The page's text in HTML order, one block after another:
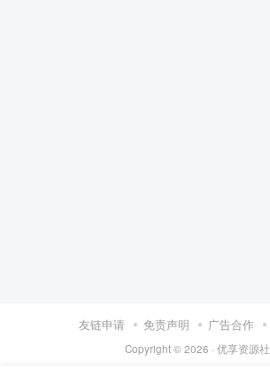
友链申请 免责声明 广告合作
Copyright © 2026 · 优享资源社